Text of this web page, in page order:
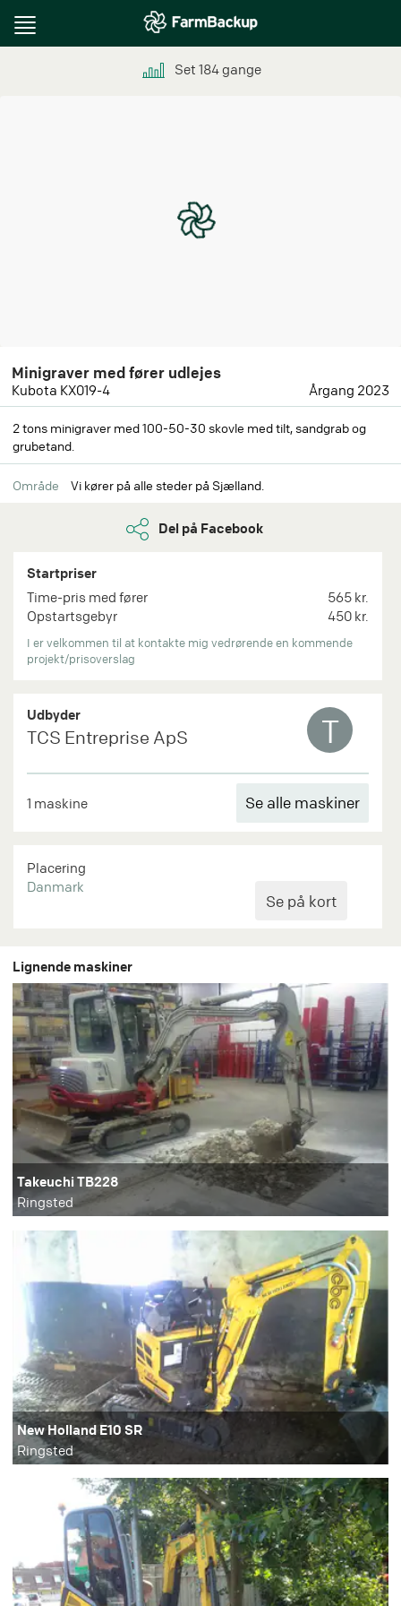
Toggle
Set 184gange
Minigraver med fører udlejes
Kubota KX019-4 Årgang 2023
2 tons minigraver med 100-50-30 skovle med tilt, sandgrab og
grubetand.
Område Vi kører på alle steder på Sjælland.
Del på Facebook
Startpriser
Time-pris med fører
565 kr.
Opstartsgebyr
450 kr.
I er velkommen til at kontakte mig vedrørende en kommende
projekt/prisoverslag
Udbyder
TCS Entreprise ApS T
1 maskine Se alle maskiner
Placering
Danmark
Lignende maskiner
Takeuchi TB228
Ringsted
New Holland E10 SR
Ringsted